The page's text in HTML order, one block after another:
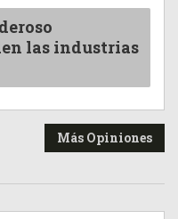
las industrias
Más Opiniones